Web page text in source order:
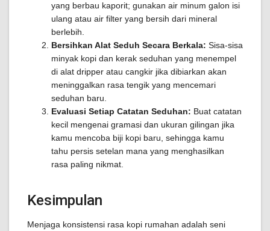
yang berbau kaporit; gunakan air minum galon isi
ulang atau air filter yang bersih dari mineral
berlebih.
Bersihkan Alat Seduh Secara Berkala: Sisa-sisa
minyak kopi dan kerak seduhan yang menempel
di alat dripper atau cangkir jika dibiarkan akan
meninggalkan rasa tengik yang mencemari
seduhan baru.
Evaluasi Setiap Catatan Seduhan: Buat catatan
kecil mengenai gramasi dan ukuran gilingan jika
kamu mencoba biji kopi baru, sehingga kamu
tahu persis setelan mana yang menghasilkan
rasa paling nikmat.
Kesimpulan
Menjaga konsistensi rasa kopi rumahan adalah seni